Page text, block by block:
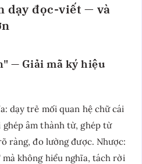
dạy đọc-viết — và
— Giải mã ký hiệu
dạy trẻ mối quan hệ chữ cái
âm thành từ, ghép từ
ràng, đo lường được. Nhược:
không hiểu nghĩa, tách rời